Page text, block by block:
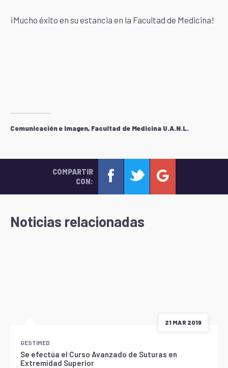
¡Mucho éxito en su estancia en la Facultad de Medicina!
Comunicación e Imagen, Facultad de Medicina U.A.N.L.
COMPARTIR
CON:
Noticias relacionadas
21 MAR 2019
GESTIMED
Se efectúa el Curso Avanzado de Suturas en
Extremidad Superior